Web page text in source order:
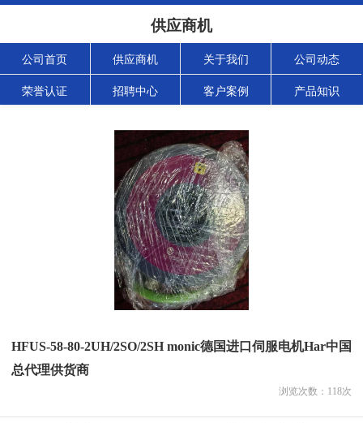
供应商机
公司首页 供应商机 关于我们 公司动态
荣誉认证 招聘中心 客户案例 产品知识
HFUS-58-80-2UH/2SO/2SH monic德国进口伺服电机Har中国
总代理供货商
浏览次数： 118次